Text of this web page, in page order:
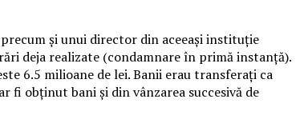
și unui director din aceeași instituție
deja realizate (condamnare în primă instanță).
6.5 milioane de lei. Banii erau transferați ca
fi obținut bani și din vânzarea succesivă de